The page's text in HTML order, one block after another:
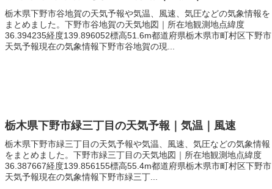
栃木県下野市谷地賀の天気予報や気温、風速、気圧などの気象情報を
まとめました。下野市谷地賀の天気地図｜所在地観測地点緯度
36.394235経度139.896052標高51.6m都道府県栃木県市町村区下野市
天気予報現在の気象情報下野市谷地賀の現...
栃木県下野市緑三丁目の天気予報｜気温｜風速
栃木県下野市緑三丁目の天気予報や気温、風速、気圧などの気象情報
をまとめました。下野市緑三丁目の天気地図｜所在地観測地点緯度
36.387667経度139.856155標高55.4m都道府県栃木県市町村区下野市
天気予報現在の気象情報下野市緑三丁...